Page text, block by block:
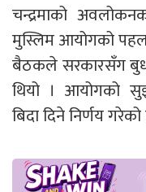
चन्द्रमाको
मुस्लिम आयोगको
बैठकले सरकारसँग
थियो । आयोगको
बिदा दिने निर्णय गरेको